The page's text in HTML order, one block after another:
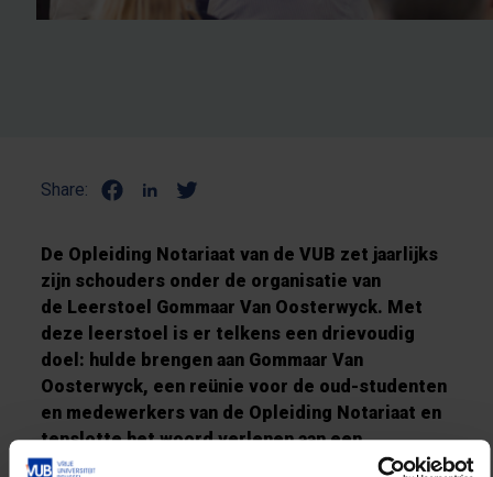
Share:
De Opleiding Notariaat van de VUB zet jaarlijks
zijn schouders onder de organisatie van
de Leerstoel Gommaar Van Oosterwyck. Met
deze leerstoel is er telkens een drievoudig
doel: hulde brengen aan Gommaar Van
Oosterwyck, een reünie voor de oud-studenten
en medewerkers van de Opleiding Notariaat en
tenslotte het woord verlenen aan een
gastspreker die een onderwerp brengt dat